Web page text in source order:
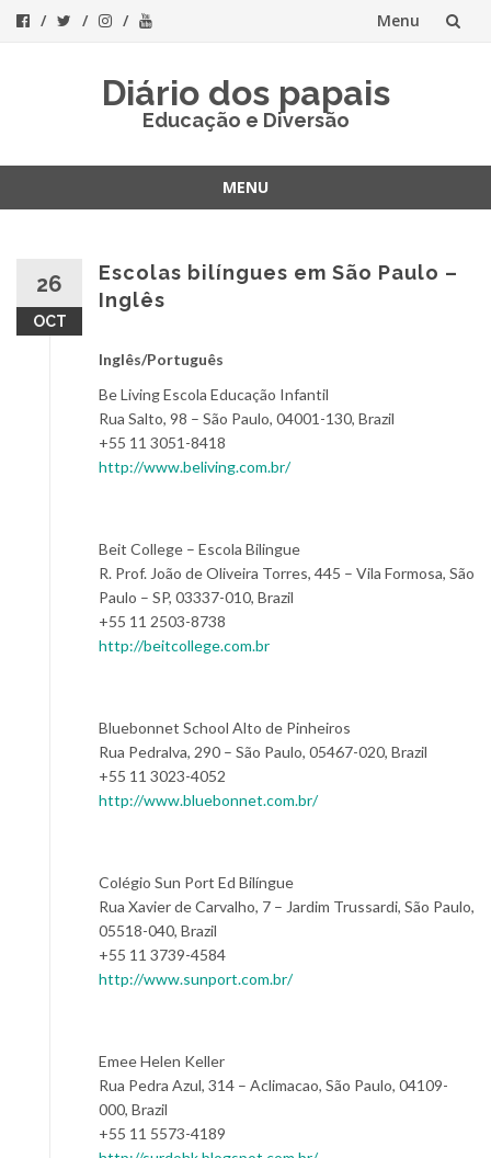
Menu
Diário dos papais
Educação e Diversão
MENU
26
OCT
Escolas bilíngues em São Paulo –
Inglês
Inglês/Português
Be Living Escola Educação Infantil
Rua Salto, 98 – São Paulo, 04001-130, Brazil
+55 11 3051-8418
http://www.beliving.com.br/
Beit College – Escola Bilingue
R. Prof. João de Oliveira Torres, 445 – Vila Formosa, São
Paulo – SP, 03337-010, Brazil
+55 11 2503-8738
http://beitcollege.com.br
Bluebonnet School Alto de Pinheiros
Rua Pedralva, 290 – São Paulo, 05467-020, Brazil
+55 11 3023-4052
http://www.bluebonnet.com.br/
Colégio Sun Port Ed Bilíngue
Rua Xavier de Carvalho, 7 – Jardim Trussardi, São Paulo,
05518-040, Brazil
+55 11 3739-4584
http://www.sunport.com.br/
Emee Helen Keller
Rua Pedra Azul, 314 – Aclimacao, São Paulo, 04109-
000, Brazil
+55 11 5573-4189